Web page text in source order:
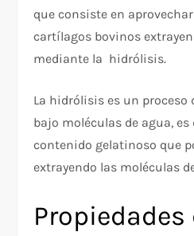
que consiste en
cartílagos bovinos
mediante la hidrólisis.
La hidrólisis es un
bajo moléculas de agua, es
contenido gelatinoso que
extrayendo las moléculas
Propiedades